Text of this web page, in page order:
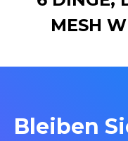
MESH
Bleiben